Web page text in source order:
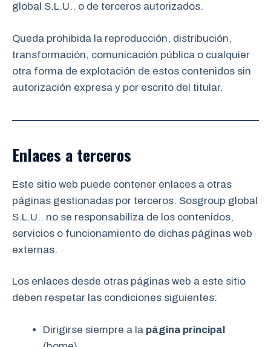
global S.L.U.. o de terceros autorizados.
Queda prohibida la reproducción, distribución,
transformación, comunicación pública o cualquier
otra forma de explotación de estos contenidos sin
autorización expresa y por escrito del titular.
Enlaces a terceros
Este sitio web puede contener enlaces a otras
páginas gestionadas por terceros. Sosgroup global
S.L.U.. no se responsabiliza de los contenidos,
servicios o funcionamiento de dichas páginas web
externas.
Los enlaces desde otras páginas web a este sitio
deben respetar las condiciones siguientes:
Dirigirse siempre a la página principal